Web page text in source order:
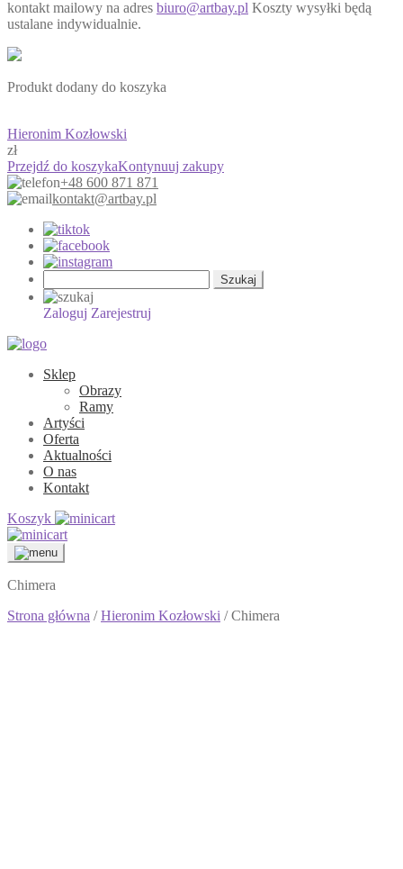
kontakt mailowy na adres biuro@artbay.pl Koszty wysyłki będą
ustalane indywidualnie.
Produkt dodany do koszyka
Hieronim Kozłowski
zł
Przejdź do koszykaKontynuuj zakupy
+48 600 871 871
kontakt@artbay.pl
Zaloguj Zarejestruj
Sklep
Obrazy
Ramy
Artyści
Oferta
Aktualności
O nas
Kontakt
Koszyk
Chimera
Strona główna /Hieronim Kozłowski / Chimera